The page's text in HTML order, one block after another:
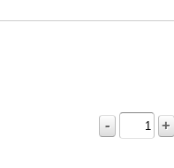
- +